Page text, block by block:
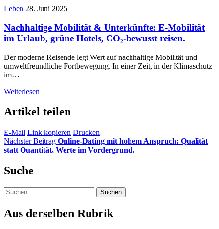
Leben 28. Juni 2025
Nachhaltige Mobilität & Unterkünfte: E-Mobilität
im Urlaub, grüne Hotels, CO₂-bewusst reisen.
Der moderne Reisende legt Wert auf nachhaltige Mobilität und
umweltfreundliche Fortbewegung. In einer Zeit, in der Klimaschutz
im…
Weiterlesen
Artikel teilen
E-Mail Link kopieren Drucken
Nächster Beitrag Online-Dating mit hohem Anspruch: Qualität
statt Quantität, Werte im Vordergrund.
Suche
Suchen
nach:
Aus derselben Rubrik